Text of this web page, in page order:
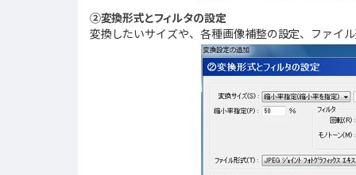
②変換形式とフィルタの設定
変換したいサイズや、各種画像補整の設定、ファイ